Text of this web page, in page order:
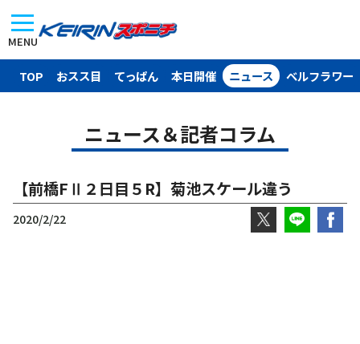
MENU
TOP おスス目 てっぱん 本日開催 ニュース ベルフラワー
ニュース＆記者コラム
【前橋FⅡ２日目５R】菊池スケール違う
2020/2/22